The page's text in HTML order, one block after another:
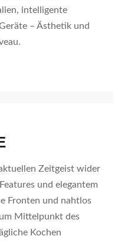
intelligente
– Ästhetik und
Zeitgeist wider
und elegantem
Fronten und nahtlos
Mittelpunkt des
Kochen